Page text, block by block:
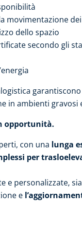
movimentazione
dello spazio
secondo gli
in ambienti gravosi
opportunità.
con una lunga
per
e personalizzate,
e